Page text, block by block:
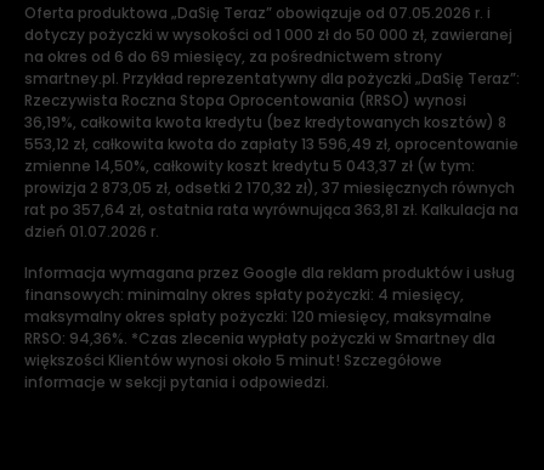
Oferta produktowa „DaSię Teraz” obowiązuje od 07.05.2026 r. i
dotyczy pożyczki w wysokości od 1 000 zł do 50 000 zł, zawieranej
na okres od 6 do 69 miesięcy, za pośrednictwem strony
smartney.pl. Przykład reprezentatywny dla pożyczki „DaSię Teraz”:
Rzeczywista Roczna Stopa Oprocentowania (RRSO) wynosi
36,19%, całkowita kwota kredytu (bez kredytowanych kosztów) 8
553,12 zł, całkowita kwota do zapłaty 13 596,49 zł, oprocentowanie
zmienne 14,50%, całkowity koszt kredytu 5 043,37 zł (w tym:
prowizja 2 873,05 zł, odsetki 2 170,32 zł), 37 miesięcznych równych
rat po 357,64 zł, ostatnia rata wyrównująca 363,81 zł. Kalkulacja na
dzień 01.07.2026 r.
Informacja wymagana przez Google dla reklam produktów i usług
finansowych: minimalny okres spłaty pożyczki: 4 miesięcy,
maksymalny okres spłaty pożyczki: 120 miesięcy, maksymalne
RRSO: 94,36%. *Czas zlecenia wypłaty pożyczki w Smartney dla
większości Klientów wynosi około 5 minut! Szczegółowe
informacje w sekcji pytania i odpowiedzi.